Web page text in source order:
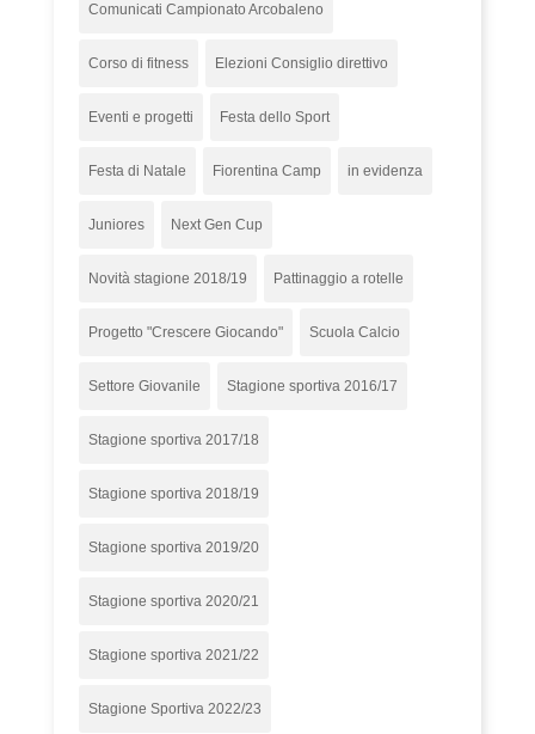
Comunicati Campionato Arcobaleno
Corso di fitness Elezioni Consiglio direttivo
Eventi e progetti Festa dello Sport
Festa di Natale Fiorentina Camp in evidenza
Juniores Next Gen Cup
Novità stagione 2018/19 Pattinaggio a rotelle
Progetto "Crescere Giocando" Scuola Calcio
Settore Giovanile Stagione sportiva 2016/17
Stagione sportiva 2017/18
Stagione sportiva 2018/19
Stagione sportiva 2019/20
Stagione sportiva 2020/21
Stagione sportiva 2021/22
Stagione Sportiva 2022/23